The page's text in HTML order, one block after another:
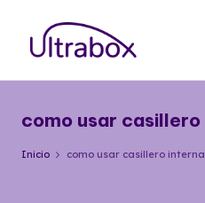
Saltar
contenido
o
g
que
importan
como usar
Inicio como usar casillero